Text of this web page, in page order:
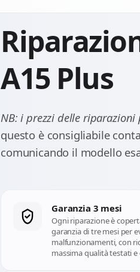
A15 Plus
NB: i prezzi delle
questo è consigliabile
comunicando il modello
Garanzia 3 mesi
Ogni riparazione è
garanzia di tre mesi per
malfunzionamenti, con
massima qualità testati